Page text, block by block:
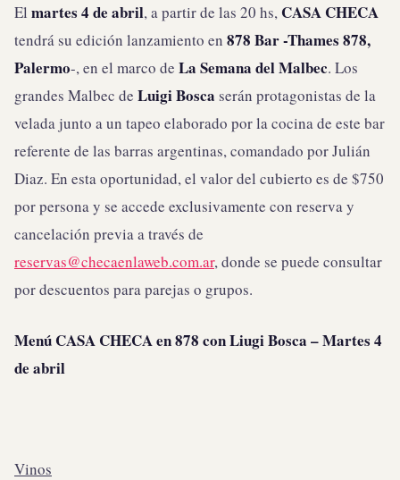
El martes 4 de abril, a partir de las 20 hs, CASA CHECA
tendrá su edición lanzamiento en 878 Bar -Thames 878,
Palermo-, en el marco de La Semana del Malbec. Los
grandes Malbec de Luigi Bosca serán protagonistas de la
velada junto a un tapeo elaborado por la cocina de este bar
referente de las barras argentinas, comandado por Julián
Diaz. En esta oportunidad, el valor del cubierto es de $750
por persona y se accede exclusivamente con reserva y
cancelación previa a través de
reservas@checaenlaweb.com.ar, donde se puede consultar
por descuentos para parejas o grupos.
Menú CASA CHECA en 878 con Liugi Bosca – Martes 4
de abril
Vinos